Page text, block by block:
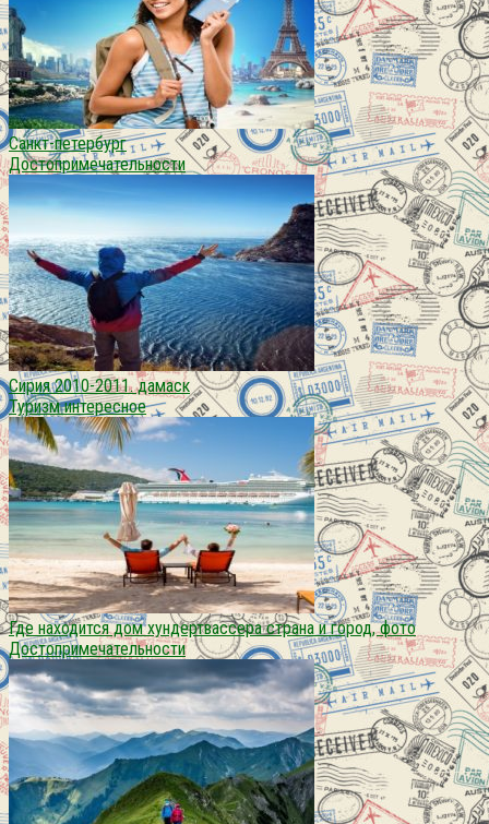
Санкт-петербург
Достопримечательности
Сирия 2010-2011. дамаск
Туризм интересное
Где находится дом хундертвассера страна и город, фото
Достопримечательности